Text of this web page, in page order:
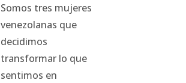
Somos tres mujeres
venezolanas que
decidimos
transformar lo que
sentimos en